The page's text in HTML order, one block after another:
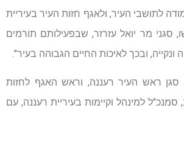
לתושבי העיר, ולאגף חזות העיר בעיריית
סגני מר יואל עזרזר, שבפעילותם תורמים
ובכך לאיכות החיים הגבוהה בעיר".
סגן ראש העיר רעננה, וראש האגף לחזות
סמנכ"ל למינהל וקיימות בעיריית רעננה, עם